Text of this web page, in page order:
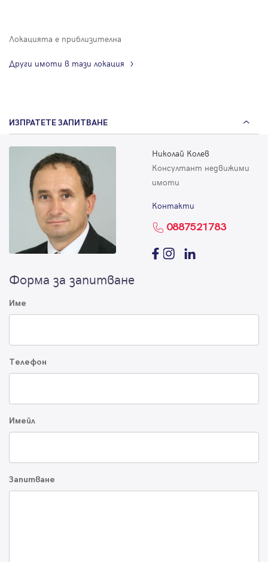
Локацията е приблизителна
Други имоти в тази локация
ИЗПРАТЕТЕ ЗАПИТВАНЕ
Николай Колев
Консултант недвижими
имоти
Контакти
0887521783
Форма за запитване
Име
Телефон
Имейл
Запитване